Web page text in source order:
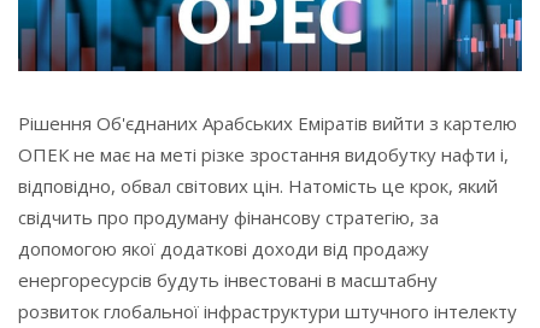
Рішення Об'єднаних Арабських Еміратів вийти з картелю
ОПЕК не має на меті різке зростання видобутку нафти і,
відповідно, обвал світових цін. Натомість це крок, який
свідчить про продуману фінансову стратегію, за
допомогою якої додаткові доходи від продажу
енергоресурсів будуть інвестовані в масштабну
розвиток глобальної інфраструктури штучного інтелекту